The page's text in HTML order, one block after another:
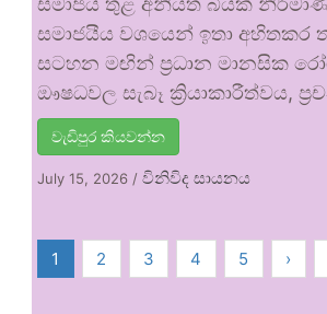
සමාජයීය වශයෙන් ඉතා අහිතකර
සටහන මඟින් ප්‍රධාන මානසික
ඖෂධවල සැබෑ ක්‍රියාකාරීත්වය,
වැඩිපුර කියවන්න
July 15, 2026 /විනිවිද සායනය
1 2 3 4 5 ›